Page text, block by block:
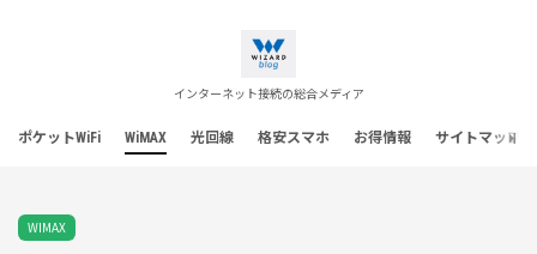
インターネット接続の総合メディア
ポケットWiFi WiMAX 光回線 格安スマホ お得情報 サイトマップ
WIMAX